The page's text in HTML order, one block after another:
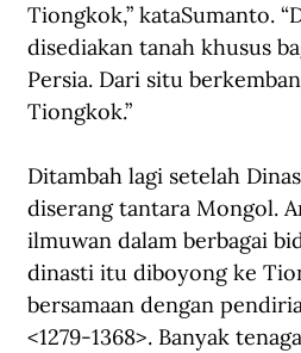
Tiongkok,” kataSumanto.
disediakan tanah khusus
Persia. Dari situ
Tiongkok.”
Ditambah lagi setelah
diserang tantara Mongol.
ilmuwan dalam berbagai
dinasti itu diboyong ke
bersamaan dengan
<1279-1368>. Banyak